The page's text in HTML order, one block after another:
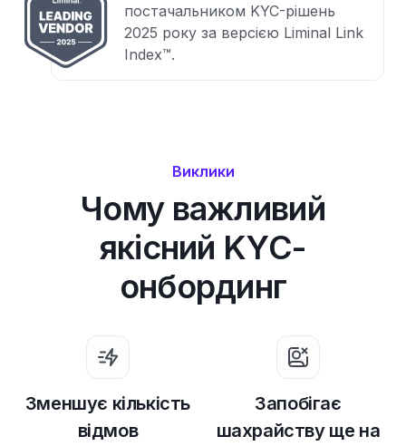
постачальником KYC-рішень
2025 року за версією Liminal Link
Index™.
Виклики
Чому важливий
якісний KYC-
онбординг
Зменшує кількість
відмов
Запобігає
шахрайству ще на